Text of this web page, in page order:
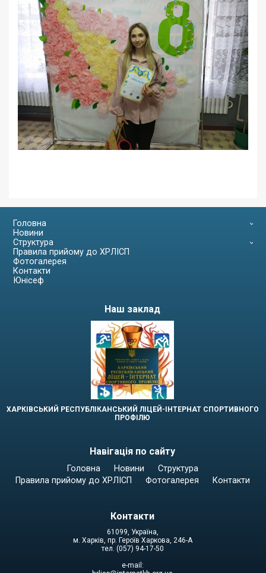
Головна
Новини
Структура
Правила прийому до ХРЛІСП
Фотогалерея
Контакти
Юнісеф
Наш заклад
ХАРКІВСЬКИЙ РЕСПУБЛІКАНСЬКИЙ ЛІЦЕЙ-ІНТЕРНАТ СПОРТИВНОГО
ПРОФІЛЮ
Навігація по сайту
Головна Новини
Структура
Правила прийому до ХРЛІСП
Фотогалерея Контакти
Контакти
61099, Україна,
м. Харків, пр. Героїв Харкова, 246-А
тел. (057) 94-17-50
e-mail: